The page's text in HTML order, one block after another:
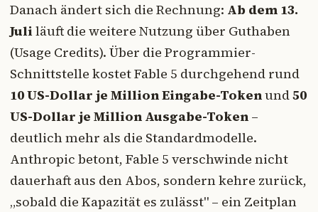
Danach ändert sich die Rechnung: Ab dem 13.
Juliläuft die weitere Nutzung über Guthaben
(Usage Credits). Über die Programmier-
Schnittstelle kostet Fable 5 durchgehend rund
10 US-Dollar je Million Eingabe-Tokenund50
US-Dollar je Million Ausgabe-Token –
deutlich mehr als die Standardmodelle.
Anthropic betont, Fable 5 verschwinde nicht
dauerhaft aus den Abos, sondern kehre zurück,
„sobald die Kapazität es zulässt" – ein Zeitplan